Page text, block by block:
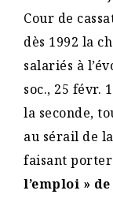
Cour de
dès 1992 la
salariés à
soc., 25 févr.
la seconde,
au sérail de
faisant
l’emploi »